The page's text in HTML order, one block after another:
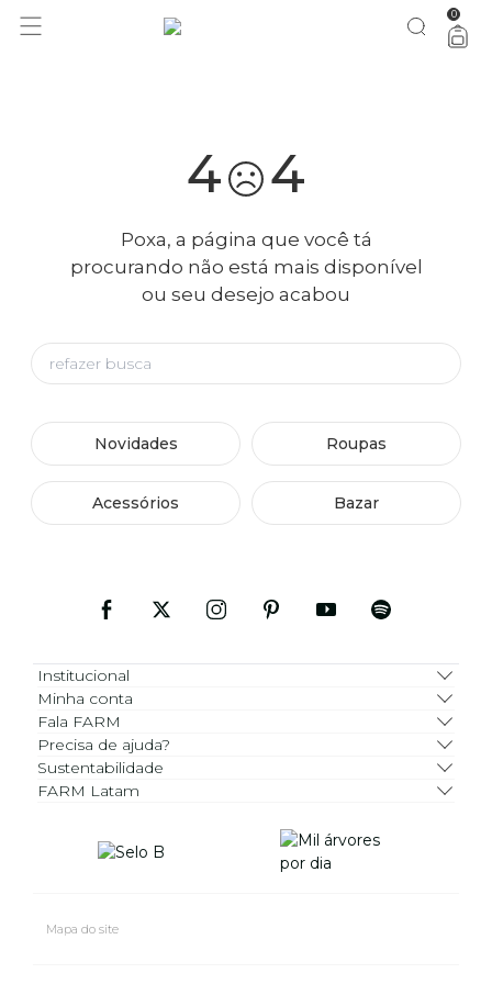
você merece 30% OFF pra comemorar com a gente aproveita! 0
4 4
Poxa, a página que você tá
procurando não está mais disponível
ou seu desejo acabou
Novidades Roupas
Acessórios Bazar
Institucional
Minha conta
Fala FARM
Precisa de ajuda?
Sustentabilidade
FARM Latam
Mapa do site